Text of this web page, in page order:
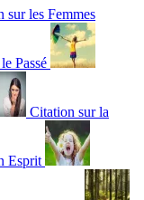
sur les Femmes
Passé
Citation sur la
Esprit